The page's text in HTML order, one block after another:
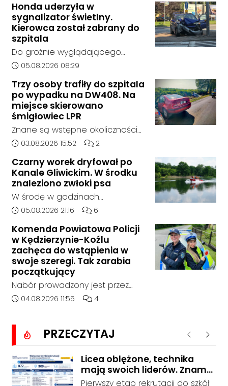
Kędzierzynie-Koźlu zakończył się
bez rozstrzygnięcia. Mimo
wcześniejszego zainteresowania
terenem ze strony sieci Dino, do
postępowania nie zgłosił się
żaden oferent.
Honda uderzyła w
sygnalizator świetlny.
Kierowca został zabrany do
szpitala
Do groźnie wyglądającego
zdarzenia drogowego doszło w
godziny 6:30 kierujący
samochodem marki Honda
zjechał z drogi i uderzył w
sygnalizator świetlny.
Data dodania artykułu:
05.08.2026 08:29
Trzy osoby trafiły do szpitala
po wypadku na DW408. Na
miejsce skierowano
śmigłowiec LPR
Znane są wstępne okoliczności
zdarzenia drogowego, do
14:30 na drodze wojewódzkiej nr
408 pomiędzy Starym Koźlem a
Bierawą.
Data dodania artykułu:
03.08.2026 15:52 Liczba komentarzy artykułu:
2
Czarny worek dryfował po
Kanale Gliwickim. W środku
znaleziono zwłoki psa
W środę w godzinach
popołudniowych służby zostały
Gliwicki po zgłoszeniu od
zaniepokojonego świadka.
Osoba zgłaszająca zauważyła
unoszący się na wodzie czarny
worek, którego zawartość
wzbudziła jej niepokój.
Data dodania artykułu:
05.08.2026 21:16 Liczba komentarzy artykułu:
6
Komenda Powiatowa Policji
w Kędzierzynie-Koźlu
zachęca do wstąpienia w
swoje szeregi. Tak zarabia
początkujący
Nabór prowadzony jest przez
cały rok, a dokumenty można
elektronicznie. Początkujący
funkcjonariusz może otrzymywać
od 5311 do 6530 zł netto, zależnie
od wieku, etapu szkolenia i
miejsca służby.
Data dodania artykułu:
04.08.2026 11:55 Liczba komentarzy artykułu:
4
PRZECZYTAJ Poprzednie
Licea oblężone, technika
mają swoich liderów. Znamy
wstępne wyniki rekrutacji do
Pierwszy etap rekrutacji do szkół